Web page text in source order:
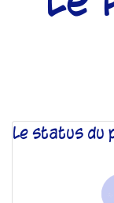
Le status du